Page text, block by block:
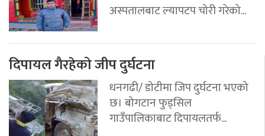
अस्पतालबाट ल्यापटप चोरी गरेको...
दिपायल गैरहेको जीप दुर्घटना
धनगढी/ डोटीमा जिप दुर्घटना भएको
छ। बोगटान फुड्सिल
गाउँपालिकाबाट दिपायलतर्फ...